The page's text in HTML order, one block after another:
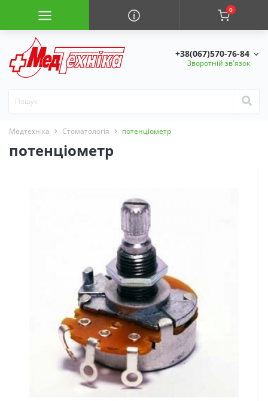
0
+38(067)570-76-84
Зворотній зв'язок
Медтехніка Стоматологія потенціометр
потенціометр